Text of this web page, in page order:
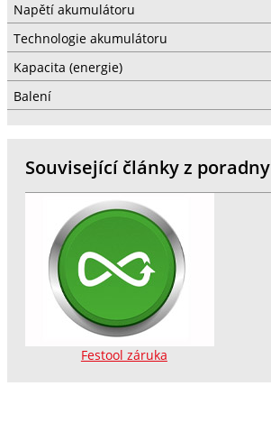
Napětí akumulátoru
Technologie akumulátoru
Kapacita (energie)
Balení
Související články z poradny
Festool záruka